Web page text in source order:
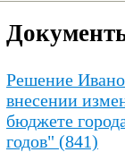
Решение
внесении
бюджете
годов" (841)